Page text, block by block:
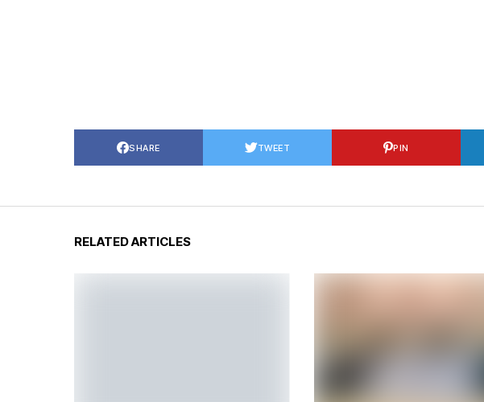
SHARE TWEET PIN
RELATED ARTICLES